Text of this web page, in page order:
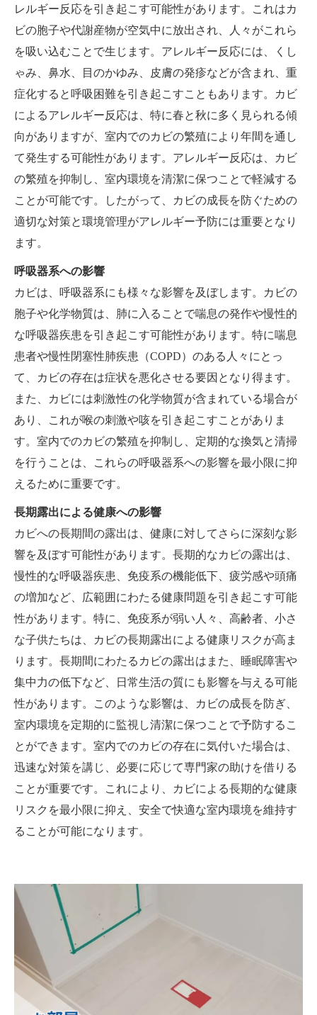
レルギー反応を引き起こす可能性があります。これはカ
ビの胞子や代謝産物が空気中に放出され、人々がこれら
を吸い込むことで生じます。アレルギー反応には、くし
ゃみ、鼻水、目のかゆみ、皮膚の発疹などが含まれ、重
症化すると呼吸困難を引き起こすこともあります。カビ
によるアレルギー反応は、特に春と秋に多く見られる傾
向がありますが、室内でのカビの繁殖により年間を通し
て発生する可能性があります。アレルギー反応は、カビ
の繁殖を抑制し、室内環境を清潔に保つことで軽減する
ことが可能です。したがって、カビの成長を防ぐための
適切な対策と環境管理がアレルギー予防には重要となり
ます。
呼吸器系への影響
カビは、呼吸器系にも様々な影響を及ぼします。カビの
胞子や化学物質は、肺に入ることで喘息の発作や慢性的
な呼吸器疾患を引き起こす可能性があります。特に喘息
患者や慢性閉塞性肺疾患（COPD）のある人々にとっ
て、カビの存在は症状を悪化させる要因となり得ます。
また、カビには刺激性の化学物質が含まれている場合が
あり、これが喉の刺激や咳を引き起こすことがありま
す。室内でのカビの繁殖を抑制し、定期的な換気と清掃
を行うことは、これらの呼吸器系への影響を最小限に抑
えるために重要です。
長期露出による健康への影響
カビへの長期間の露出は、健康に対してさらに深刻な影
響を及ぼす可能性があります。長期的なカビの露出は、
慢性的な呼吸器疾患、免疫系の機能低下、疲労感や頭痛
の増加など、広範囲にわたる健康問題を引き起こす可能
性があります。特に、免疫系が弱い人々、高齢者、小さ
な子供たちは、カビの長期露出による健康リスクが高ま
ります。長期間にわたるカビの露出はまた、睡眠障害や
集中力の低下など、日常生活の質にも影響を与える可能
性があります。このような影響は、カビの成長を防ぎ、
室内環境を定期的に監視し清潔に保つことで予防するこ
とができます。室内でのカビの存在に気付いた場合は、
迅速な対策を講じ、必要に応じて専門家の助けを借りる
ことが重要です。これにより、カビによる長期的な健康
リスクを最小限に抑え、安全で快適な室内環境を維持す
ることが可能になります。